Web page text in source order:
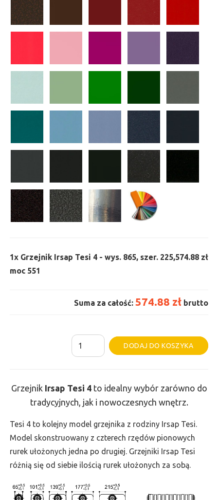
1x Grzejnik Irsap Tesi 4 - wys. 865, szer. 225,
moc 551
574.88 zł
Suma za całość: 574.88 zł brutto
ilość
Grzejnik
wys.
865,
szer.
225,
551
DODAJ DO KOSZYKA
Grzejnik Irsap Tesi 4to idealny wybór zarówno do
tradycyjnych, jak i nowoczesnych wnętrz.
Tesi 4 to kolejny model grzejnika z rodziny Irsap Tesi.
Model skonstruowany z czterech rzędów pionowych
rurek ułożonych jedna po drugiej. Grzejniki Irsap Tesi
różnią się od siebie ilością rurek ułożonych za sobą.